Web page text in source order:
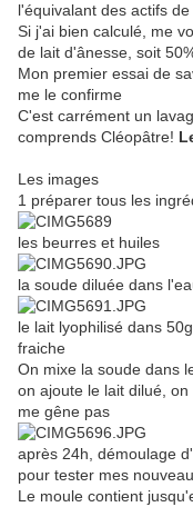
l'équivalant des actifs
Si j'ai bien calculé, me
de lait d'ânesse, soit
Mon premier essai de
me le confirme
C'est carrément un
comprends Cléopâtre!
Les images
1 préparer tous les
les beurres et huiles
la soude diluée dans
le lait lyophilisé dans
fraiche
On mixe la soude dans
on ajoute le lait dilué,
me gêne pas
après 24h, démoulage
pour tester mes
Le moule contient